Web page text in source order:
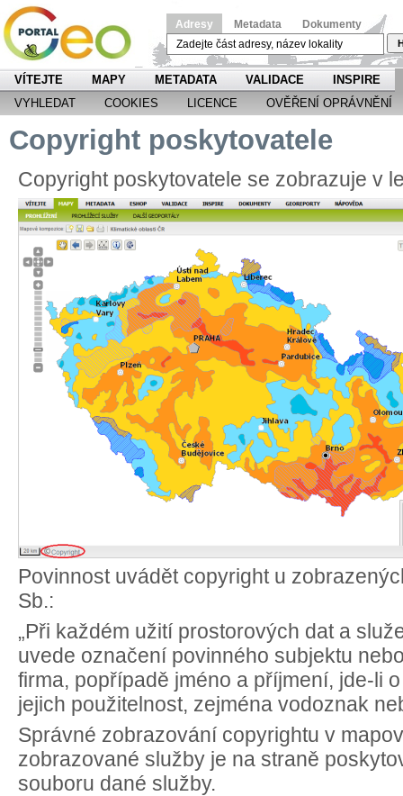
Adresy Metadata Dokumenty
VÍTEJTE MAPY METADATA VALIDACE
INSPIRE
VYHLEDAT
COOKIES LICENCE OVĚŘENÍ OPRÁVNĚNÍ
Copyright poskytovatele
Copyright poskytovatele se zobrazuje v
Povinnost uvádět copyright u
Sb.:
„Při každém užití prostorových dat a
uvede označení povinného subjektu
firma, popřípadě jméno a příjmení, jde-li
jejich použitelnost, zejména vodoznak
Správné zobrazování copyrightu v
zobrazované služby je na straně
souboru dané služby.